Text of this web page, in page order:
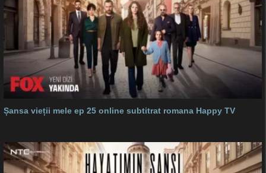
Șansa vieții mele ep 25 online subtitrat romana Happy TV